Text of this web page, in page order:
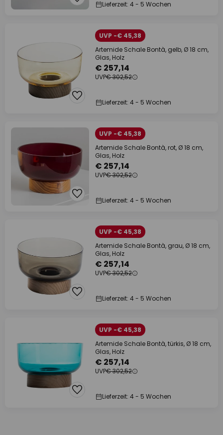
Lieferzeit: 4 - 5 Wochen
UVP -€ 45,38
Artemide Schale Bontà, gelb, Ø 18 cm,
Glas, Holz
€ 257,14
UVP€ 302,52
Lieferzeit: 4 - 5 Wochen
UVP -€ 45,38
Artemide Schale Bontà, rot, Ø 18 cm,
Glas, Holz
€ 257,14
UVP€ 302,52
Lieferzeit: 4 - 5 Wochen
UVP -€ 45,38
Artemide Schale Bontà, grau, Ø 18 cm,
Glas, Holz
€ 257,14
UVP€ 302,52
Lieferzeit: 4 - 5 Wochen
UVP -€ 45,38
Artemide Schale Bontà, türkis, Ø 18 cm,
Glas, Holz
€ 257,14
UVP€ 302,52
Lieferzeit: 4 - 5 Wochen